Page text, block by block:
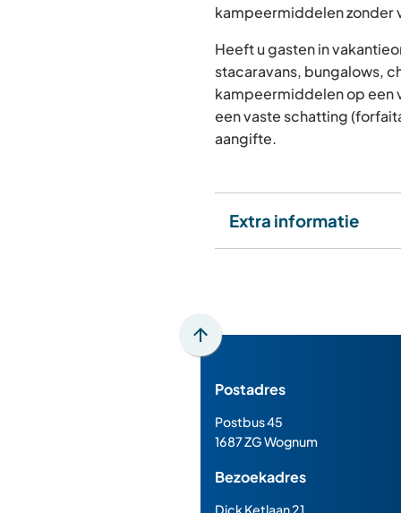
kampeermiddelen zonder
Heeft u gasten in
stacaravans, bungalows,
kampeermiddelen op een
een vaste schatting
aangifte.
Extra informatie
Scroll
boven
het
van
de
Postadres
Postbus 45
1687 ZG Wognum
Bezoekadres
Dick Ketlaan 21